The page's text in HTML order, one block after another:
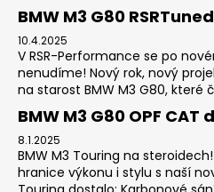
BMW M3 G80
10.4.2025
V RSR-Performance se po
nenudíme! Nový rok, nový
na starost BMW M3 G80, které
BMW M3 G80 OPF CAT
8.1.2025
BMW M3 Touring na
hranice výkonu i stylu s naší